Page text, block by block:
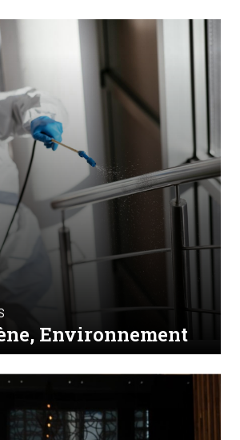
Environnement